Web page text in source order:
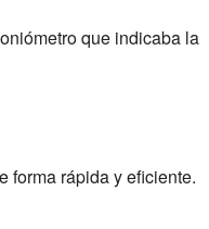
que indicaba la
forma rápida y eficiente.